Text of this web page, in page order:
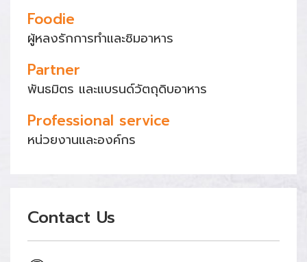
Foodie
ผู้หลงรักการทำและชิมอาหาร
Partner
พันธมิตร และแบรนด์วัตถุดิบอาหาร
Professional service
หน่วยงานและองค์กร
Contact Us